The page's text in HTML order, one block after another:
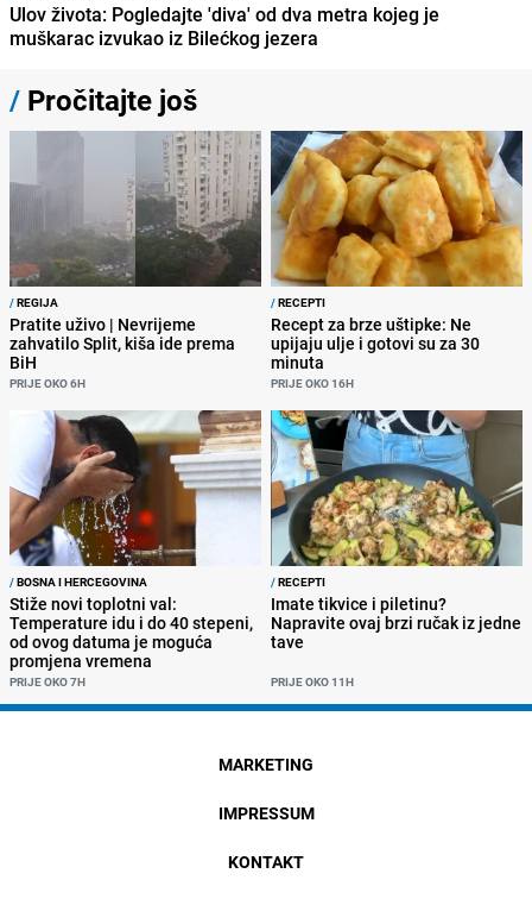
Ulov života: Pogledajte 'diva' od dva metra kojeg je
muškarac izvukao iz Bilećkog jezera
/ Pročitajte još
/REGIJA
Pratite uživo | Nevrijeme
zahvatilo Split, kiša ide prema
BiH
PRIJE OKO 6H
/RECEPTI
Recept za brze uštipke: Ne
upijaju ulje i gotovi su za 30
minuta
PRIJE OKO 16H
/BOSNA I HERCEGOVINA
Stiže novi toplotni val:
Temperature idu i do 40 stepeni,
od ovog datuma je moguća
promjena vremena
PRIJE OKO 7H
/RECEPTI
Imate tikvice i piletinu?
Napravite ovaj brzi ručak iz jedne
tave
PRIJE OKO 11H
MARKETING
IMPRESSUM
KONTAKT